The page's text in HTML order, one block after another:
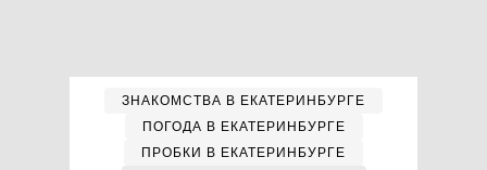
ЗНАКОМСТВА В ЕКАТЕРИНБУРГЕ
ПОГОДА В ЕКАТЕРИНБУРГЕ
ПРОБКИ В ЕКАТЕРИНБУРГЕ